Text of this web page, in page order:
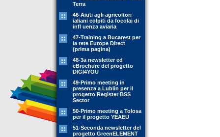
Terra
46-Aiuti agli agricoltori
ialiani colpiti da focolai di
infl uenza aviaria
47-Training a Bucarest per
la rete Europe Direct
(prima pagina)
48-3a newsletter ed
eBrochure del progetto
DIGI4YOU
49-Primo meeting in
presenza a Lublin per il
progetto Register BSS
Sector
50-Primo meeting a Tolosa
per il progetto YEAEU
51-Seconda newsletter del
progetto GreenELEMENT